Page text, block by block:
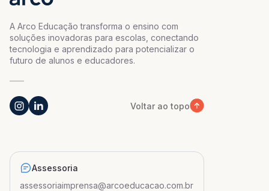
A Arco Educação transforma o ensino com
soluções inovadoras para escolas, conectando
tecnologia e aprendizado para potencializar o
futuro de alunos e educadores.
Voltar ao topo
Assessoria
assessoriaimprensa@arcoeducacao.com.br